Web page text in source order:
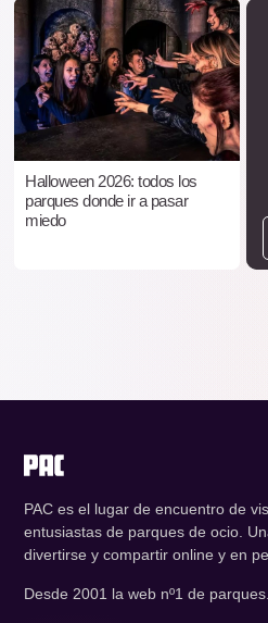
Halloween 2026: todos los
parques donde ir a pasar
miedo
PAC es el lugar de encuentro de
entusiastas de parques de ocio.
divertirse y compartir online y en
Desde 2001 la web nº1 de parques.